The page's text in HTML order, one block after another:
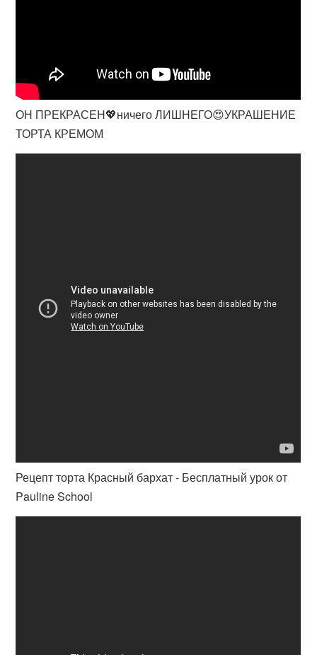
ОН ПРЕКРАСЕН💖ничего ЛИШНЕГО😍УКРАШЕНИЕ
ТОРТА КРЕМОМ
Рецепт торта Красный бархат - Бесплатный урок от
Pauline School